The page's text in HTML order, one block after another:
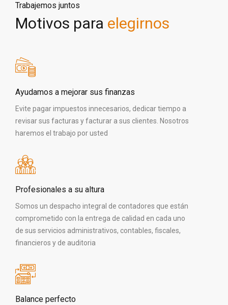
Trabajemos juntos
Motivos para elegirnos
Ayudamos a mejorar sus finanzas
Evite pagar impuestos innecesarios, dedicar tiempo a
revisar sus facturas y facturar a sus clientes. Nosotros
haremos el trabajo por usted
Profesionales a su altura
Somos un despacho integral de contadores que están
comprometido con la entrega de calidad en cada uno
de sus servicios administrativos, contables, fiscales,
financieros y de auditoria
Balance perfecto